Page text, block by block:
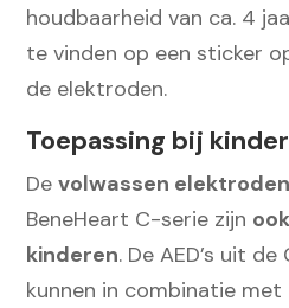
houdbaarheid van ca. 4
te vinden op een sticker
de elektroden.
Toepassing bij
Devolwassen elektroden
BeneHeart C-serie zijn
kinderen. De AED’s uit
kunnen in combinatie